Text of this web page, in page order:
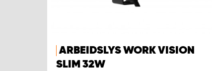
ARBEIDSLYS WORK VISION
SLIM 32W